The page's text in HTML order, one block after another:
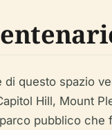
questo spazio
Hill, Mount
pubblico